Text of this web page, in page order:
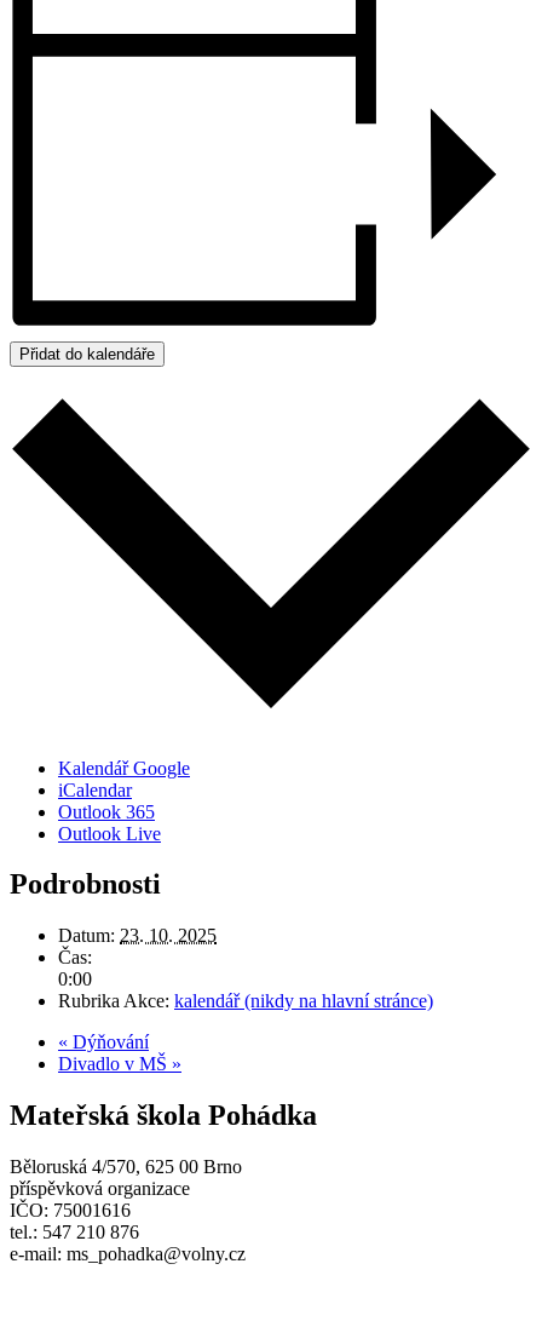
Přidat do kalendáře
Kalendář Google
iCalendar
Outlook 365
Outlook Live
Podrobnosti
Datum: 23. 10. 2025
Čas:
0:00
Rubrika Akce: kalendář (nikdy na hlavní stránce)
« Dýňování
Divadlo v MŠ »
Mateřská škola Pohádka
Běloruská 4/570, 625 00 Brno
příspěvková organizace
IČO: 75001616
tel.: 547 210 876
e-mail: ms_pohadka@volny.cz